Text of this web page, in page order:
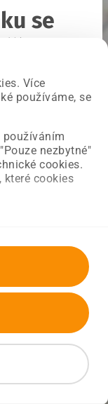
Více
používáme, se
používáním
nezbytné"
cookies.
které cookies
se
opravujeme.
stránku.
strana